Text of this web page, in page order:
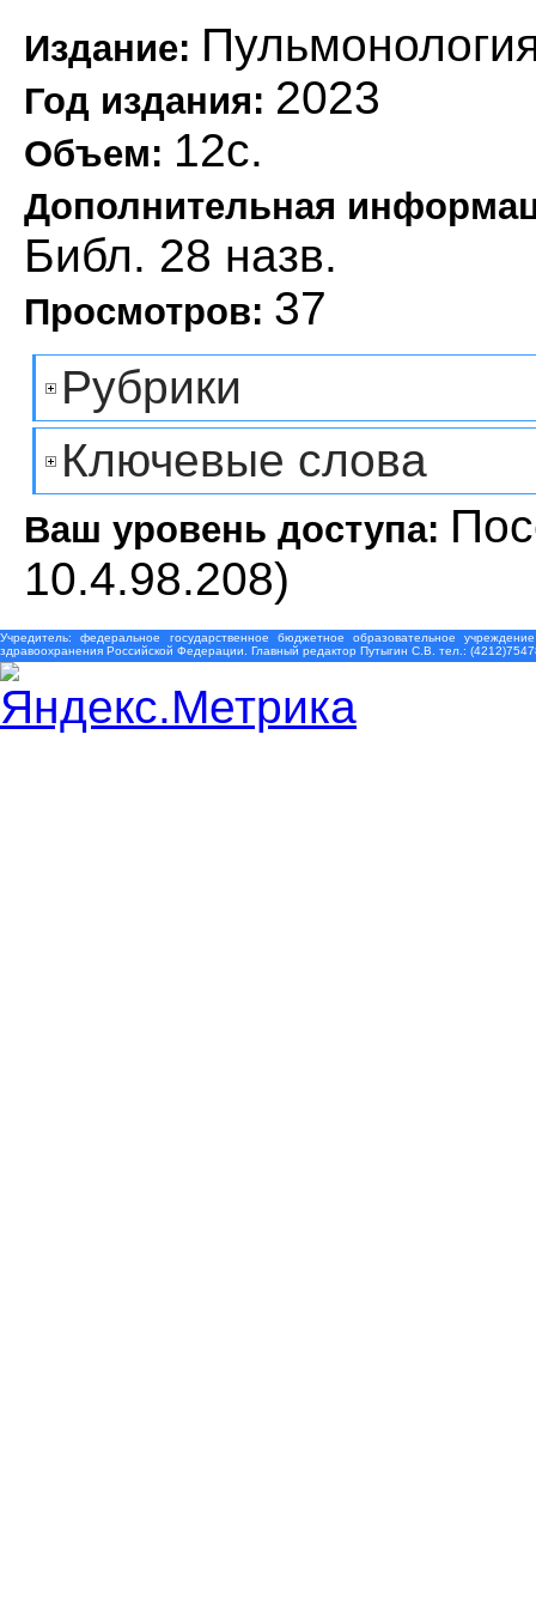
Издание:
Год издания: 2023
Объем: 12с.
Дополнительная
Библ. 28 назв.
Просмотров: 37
Рубрики
Ключевые слова
Ваш уровень доступа:
10.4.98.208)
Учредитель: федеральное государственное бюджетное образовательное
здравоохранения Российской Федерации. Главный редактор Путыгин С.В. тел.: